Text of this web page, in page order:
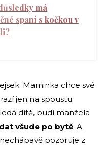
má
spaní s kočkou v
Maminka chce své
jen na spoustu
dítě, budí manžela
všude po bytě. A
pozoruje z